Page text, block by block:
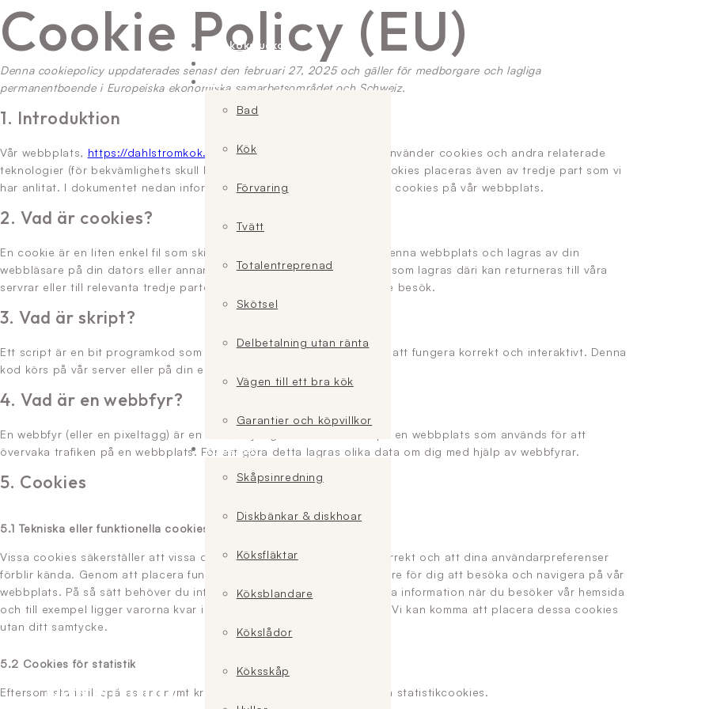
Hoppa till huvudinnehåll
Hoppa till sidfot
Nya köksluckor
Nytt kök
Mer
Bad
Kök
Förvaring
Tvätt
Totalentreprenad
Skötsel
Delbetalning utan ränta
Vägen till ett bra kök
Garantier och köpvillkor
Tillbehör
Skåpsinredning
Diskbänkar & diskhoar
Köksfläktar
Köksblandare
Kökslådor
Köksskåp
Cookie Policy (EU)
Denna cookiepolicy uppdaterades senast den februari 27, 2025 och gäller för medborgare och lagliga
permanentboende i Europeiska ekonomiska samarbetsområdet och Schweiz.
1. Introduktion
Vår webbplats, https://dahlstromkok.se
(hädanefter: "webbplatsen") använder cookies och andra relaterade
teknologier (för bekvämlighets skull kallas all teknik för "cookies"). Cookies placeras även av tredje part som vi
har anlitat. I dokumentet nedan informerar vi dig om användningen av cookies på vår webbplats.
2. Vad är cookies?
En cookie är en liten enkel fil som skickas tillsammans med sidor på denna webbplats och lagras av din
webbläsare på din dators eller annan enhets hårddisk. Informationen som lagras däri kan returneras till våra
servrar eller till relevanta tredje parters servrar under ett efterföljande besök.
3. Vad är skript?
Ett script är en bit programkod som används för att få vår webbplats att fungera korrekt och interaktivt. Denna
kod körs på vår server eller på din enhet.
4. Vad är en webbfyr?
En webbfyr (eller en pixeltagg) är en liten, osynlig bit text eller bild på en webbplats som används för att
övervaka trafiken på en webbplats. För att göra detta lagras olika data om dig med hjälp av webbfyrar.
5. Cookies
5.1 Tekniska eller funktionella cookies
Vissa cookies säkerställer att vissa delar av webbplatsen fungerar korrekt och att dina användarpreferenser
förblir kända. Genom att placera funktionella cookies gör vi det enklare för dig att besöka och navigera på vår
webbplats. På så sätt behöver du inte upprepade gånger ange samma information när du besöker vår hemsida
och till exempel ligger varorna kvar i din varukorg tills du har betalat. Vi kan komma att placera dessa cookies
utan ditt samtycke.
5.2 Cookies för statistik
Eftersom statistik spåras anonymt krävs ingen tillåtelse för att placera statistikcookies.